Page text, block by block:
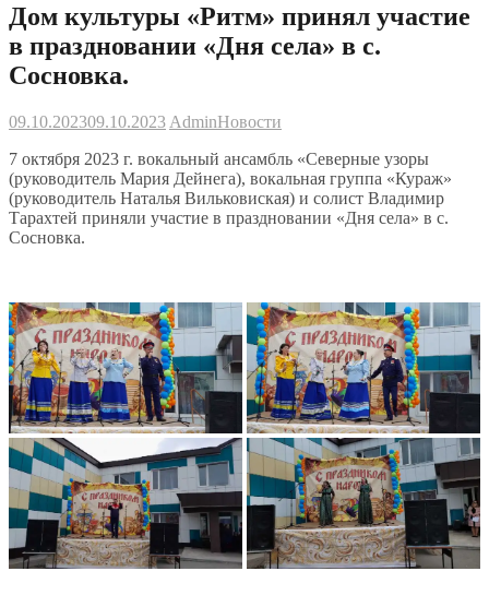
Дом культуры «Ритм» принял участие
в праздновании «Дня села» в с.
Сосновка.
09.10.202309.10.2023 AdminНовости
7 октября 2023 г. вокальный ансамбль «Северные узоры
(руководитель Мария Дейнега), вокальная группа «Кураж»
(руководитель Наталья Вильковиская) и солист Владимир
Тарахтей приняли участие в праздновании «Дня села» в с.
Сосновка.